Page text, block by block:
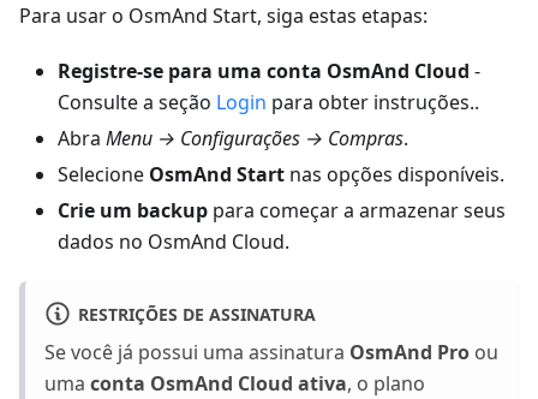
Para usar o OsmAnd Start, siga estas etapas:
Registre-se para uma conta OsmAnd Cloud -
Consulte a seção Login para obter instruções..
Abra Menu → Configurações → Compras.
Selecione OsmAnd Start nas opções disponíveis.
Crie um backup para começar a armazenar seus
dados no OsmAnd Cloud.
RESTRIÇÕES DE ASSINATURA
Se você já possui uma assinatura OsmAnd Pro ou
uma conta OsmAnd Cloud ativa, o plano